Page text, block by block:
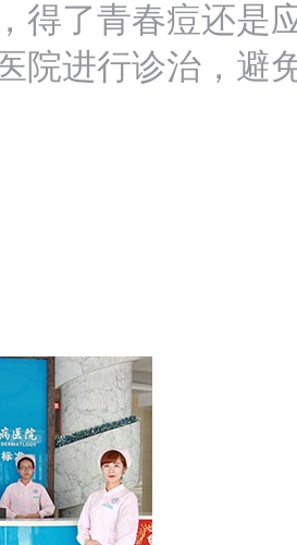
得了青春痘还是
院进行诊治，避